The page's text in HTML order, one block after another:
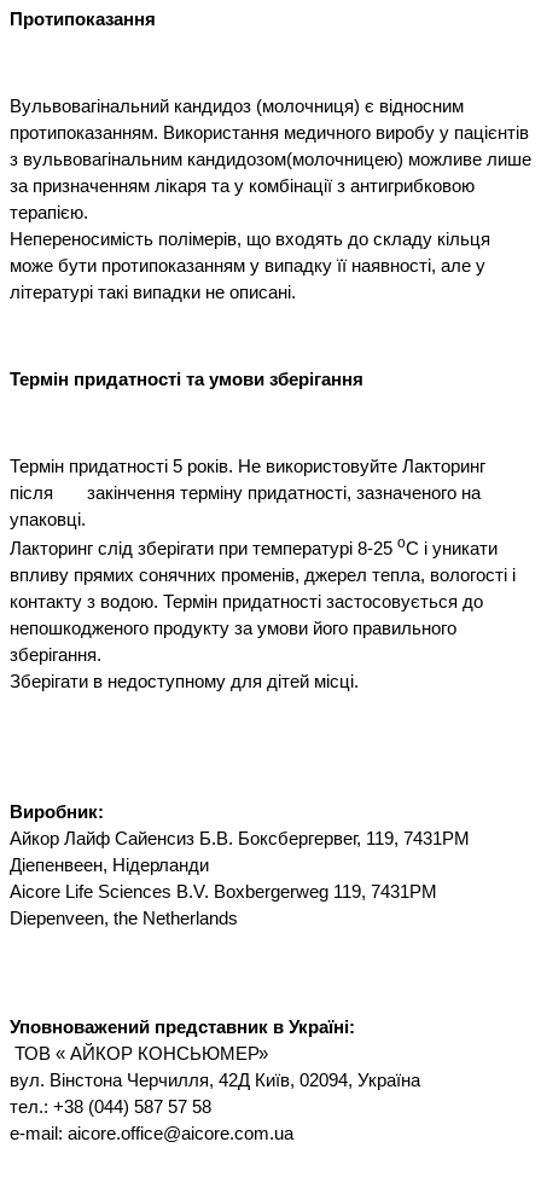
Протипоказання
Вульвовагінальний кандидоз (молочниця) є відносним
протипоказанням. Використання медичного виробу у пацієнтів
з вульвовагінальним кандидозом(молочницею) можливе лише
за призначенням лікаря та у комбінації з антигрибковою
терапією.
Непереносимість полімерів, що входять до складу кільця
може бути протипоказанням у випадку її наявності, але у
літературі такі випадки не описані.
Термін придатності та умови зберігання
Термін придатності 5 років. Не використовуйте Лакторинг
після
закінчення терміну придатності, зазначеного на
упаковці.
Лакторинг слід зберігати при температурі 8-25 oС і уникати
впливу прямих сонячних променів, джерел тепла, вологості і
контакту з водою. Термін придатності застосовується до
непошкодженого продукту за умови його правильного
зберігання.
Зберігати в недоступному для дітей місці.
Виробник:
Айкор Лайф Сайенсиз Б.В. Боксбергервег, 119, 7431PM
Діепенвеен, Нідерланди
Aicore Life Sciences B.V. Boxbergerweg 119, 7431PM
Diepenveen, the Netherlands
Уповноважений представник в Україні:
ТОВ « АЙКОР КОНСЬЮМЕР»
вул. Вінстона Черчилля, 42Д Київ, 02094, Україна
тел.: +38 (044) 587 57 58
e-mail: aicore.office@aicore.com.ua